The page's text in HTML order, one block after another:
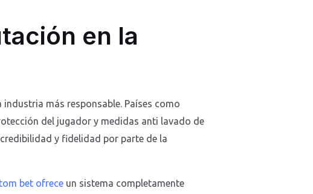
en la
más responsable. Países como
del jugador y medidas anti lavado de
y fidelidad por parte de la
bet ofreceun sistema completamente